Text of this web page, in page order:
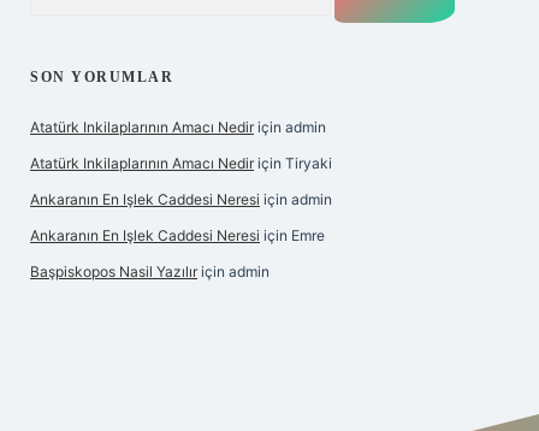
SON YORUMLAR
Atatürk Inkilaplarının Amacı Nedir için admin
Atatürk Inkilaplarının Amacı Nedir için Tiryaki
Ankaranın En Işlek Caddesi Neresi için admin
Ankaranın En Işlek Caddesi Neresi için Emre
Başpiskopos Nasil Yazılır için admin